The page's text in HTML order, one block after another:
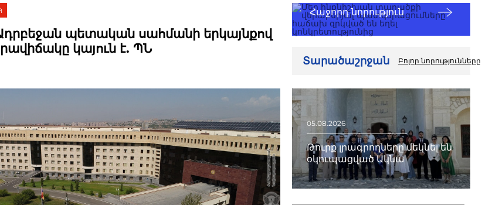
պետական սահմանի երկայնքով
կայուն է. ՊՆ
Հաջորդ նորություն
Տարածաշրջան Բոլոր նորությունները
05.08.2026
Թուրք լրագրողները մեկնել են
օկուպացված Ակնա